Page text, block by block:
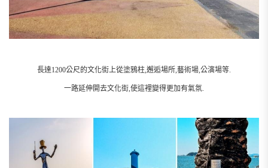
長達1200公尺的文化街上從塗鴉柱,邂逅場所,藝術場,公演場等.
一路延伸開去文化街,使這裡變得更加有氣氛.